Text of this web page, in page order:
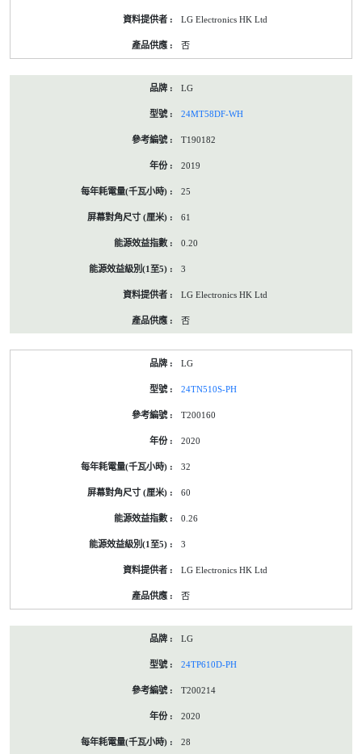
LG Electronics HK Ltd
否
LG
24MT58DF-WH
T190182
2019
25
61
0.20
3
LG Electronics HK Ltd
否
LG
24TN510S-PH
T200160
2020
32
60
0.26
3
LG Electronics HK Ltd
否
LG
24TP610D-PH
T200214
2020
28